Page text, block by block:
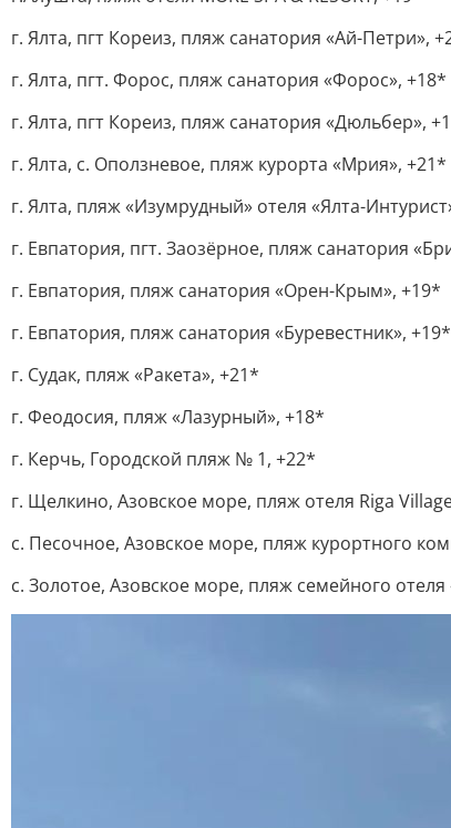
г. Ялта, пгт Кореиз, пляж санатория «Ай-Петри»,
г. Ялта, пгт. Форос, пляж санатория «Форос», +18*
г. Ялта, пгт Кореиз, пляж санатория «Дюльбер»,
г. Ялта, с. Оползневое, пляж курорта «Мрия», +21*
г. Ялта, пляж «Изумрудный» отеля «Ялта-
г. Евпатория, пгт. Заозёрное, пляж санатория
г. Евпатория, пляж санатория «Орен-Крым», +19*
г. Евпатория, пляж санатория «Буревестник», +19*
г. Судак, пляж «Ракета», +21*
г. Феодосия, пляж «Лазурный», +18*
г. Керчь, Городской пляж № 1, +22*
г. Щелкино, Азовское море, пляж отеля Riga
с. Песочное, Азовское море, пляж курортного
с. Золотое, Азовское море, пляж семейного